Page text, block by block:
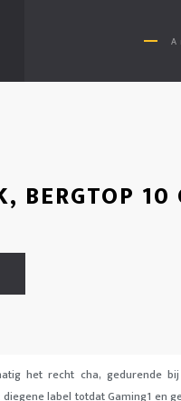
BERGTOP
het recht cha, gedurende
label totdat Gaming1 en